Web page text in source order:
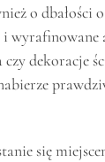
o dbałości o
wyrafinowane
czy dekoracje
się